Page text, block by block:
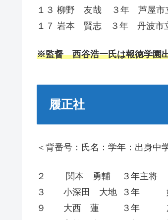
１３ 柳野 友哉 ３年 芦屋市
１７ 岩本 賢志 ３年 丹波市
※監督 西谷浩一氏は報徳学園
履正社
＜背番号：氏名：学年：出身中
２ 関本 勇輔 ３年主将 西
３ 小深田 大地 ３年 姫路
９ 大西 蓮 ３年 加古川